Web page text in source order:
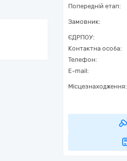
Попередній етап:
Замовник:
ЄДРПОУ:
Контактна особа:
Телефон:
E-mail:
Місцезнаходження: